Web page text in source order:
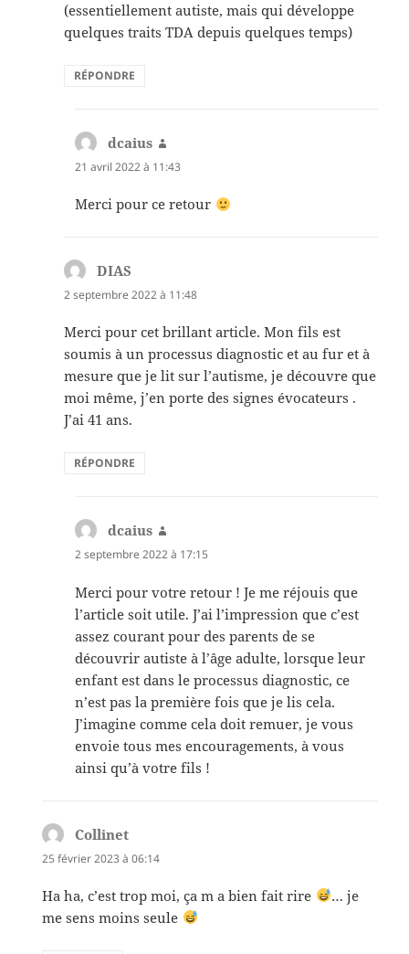
(essentiellement autiste, mais qui développe
quelques traits TDA depuis quelques temps)
RÉPONDRE
dcaius
21 avril 2022 à 11:43
Merci pour ce retour
DIAS
2 septembre 2022 à 11:48
Merci pour cet brillant article. Mon fils est
soumis à un processus diagnostic et au fur et à
mesure que je lit sur l’autisme, je découvre que
moi même, j’en porte des signes évocateurs .
J’ai 41 ans.
RÉPONDRE
dcaius
2 septembre 2022 à 17:15
Merci pour votre retour ! Je me réjouis que
l’article soit utile. J’ai l’impression que c’est
assez courant pour des parents de se
découvrir autiste à l’âge adulte, lorsque leur
enfant est dans le processus diagnostic, ce
n’est pas la première fois que je lis cela.
J’imagine comme cela doit remuer, je vous
envoie tous mes encouragements, à vous
ainsi qu’à votre fils !
Collinet
25 février 2023 à 06:14
Ha ha, c’est trop moi, ça m a bien fait rire
… je
me sens moins seule